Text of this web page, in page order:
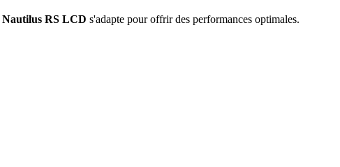
Nautilus RS LCD s'adapte pour offrir des performances optimales.